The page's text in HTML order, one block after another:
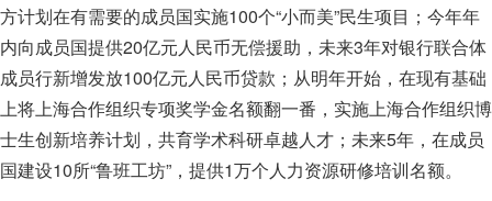
方计划在有需要的成员国实施100个“小而美”民生项目；今年年
内向成员国提供20亿元人民币无偿援助，未来3年对银行联合体
成员行新增发放100亿元人民币贷款；从明年开始，在现有基础
上将上海合作组织专项奖学金名额翻一番，实施上海合作组织博
士生创新培养计划，共育学术科研卓越人才；未来5年，在成员
国建设10所“鲁班工坊”，提供1万个人力资源研修培训名额。